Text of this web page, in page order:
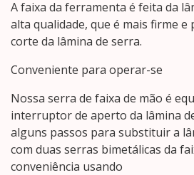
A faixa da ferramenta é feita da
alta qualidade, que é mais firme e
corte da lâmina de serra.
Conveniente para operar-se
Nossa serra de faixa de mão é
interruptor de aperto da lâmina
alguns passos para substituir a
com duas serras bimetálicas da
conveniência usando